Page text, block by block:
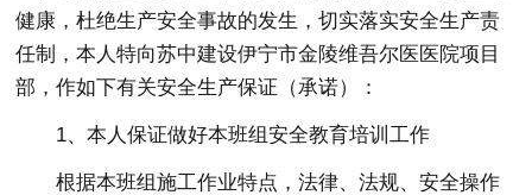
健康，杜绝生产安全事故的发生，切实落实安全生产责
任制，本人特向苏中建设伊宁市金陵维吾尔医医院项目
部，作如下有关安全生产保证（承诺）：
1、本人保证做好本班组安全教育培训工作
根据本班组施工作业特点，法律、法规、安全操作